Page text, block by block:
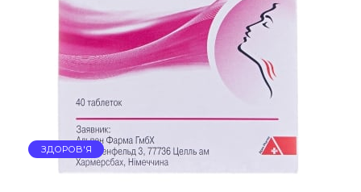
ЗДОРОВ'Я